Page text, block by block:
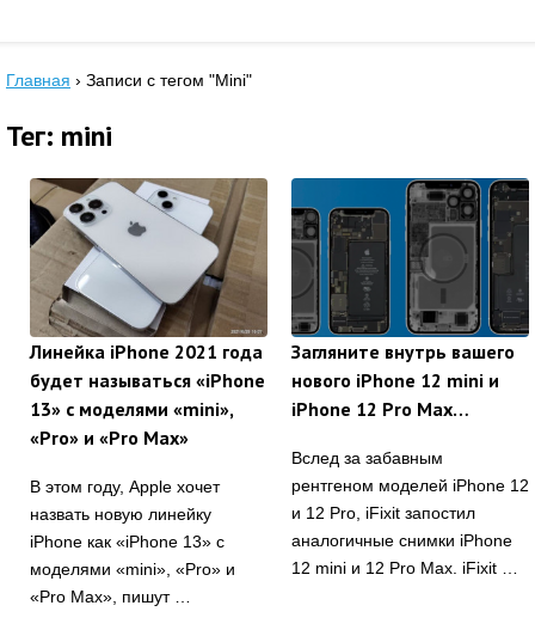
Главная › Записи с тегом "Mini"
Тег: mini
Линейка iPhone 2021 года
будет называться «iPhone
13» с моделями «mini»,
«Pro» и «Pro Max»
В этом году, Apple хочет
назвать новую линейку
iPhone как «iPhone 13» с
моделями «mini», «Pro» и
«Pro Max», пишут …
Загляните внутрь вашего
нового iPhone 12 mini и
iPhone 12 Pro Max…
Вслед за забавным
рентгеном моделей iPhone 12
и 12 Pro, iFixit запостил
аналогичные снимки iPhone
12 mini и 12 Pro Max. iFixit …